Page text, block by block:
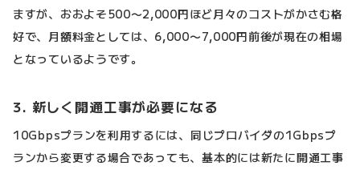
ますが、おおよそ500〜2,000円ほど月々のコストがかさむ格
好で、月額料金としては、6,000〜7,000円前後が現在の相場
となっているようです。
3. 新しく開通工事が必要になる
10Gbpsプランを利用するには、同じプロバイダの1Gbpsプ
ランから変更する場合であっても、基本的には新たに開通工事